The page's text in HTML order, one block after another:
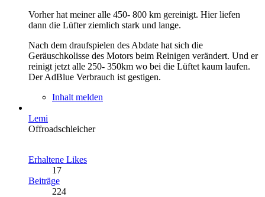
Vorher hat meiner alle 450- 800 km gereinigt. Hier liefen
dann die Lüfter ziemlich stark und lange.
Nach dem draufspielen des Abdate hat sich die
Geräuschkolisse des Motors beim Reinigen verändert. Und er
reinigt jetzt alle 250- 350km wo bei die Lüftet kaum laufen.
Der AdBlue Verbrauch ist gestigen.
Inhalt melden
Lemi
Offroadschleicher
Erhaltene Likes
17
Beiträge
224